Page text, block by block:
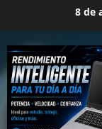
contenido
8 de